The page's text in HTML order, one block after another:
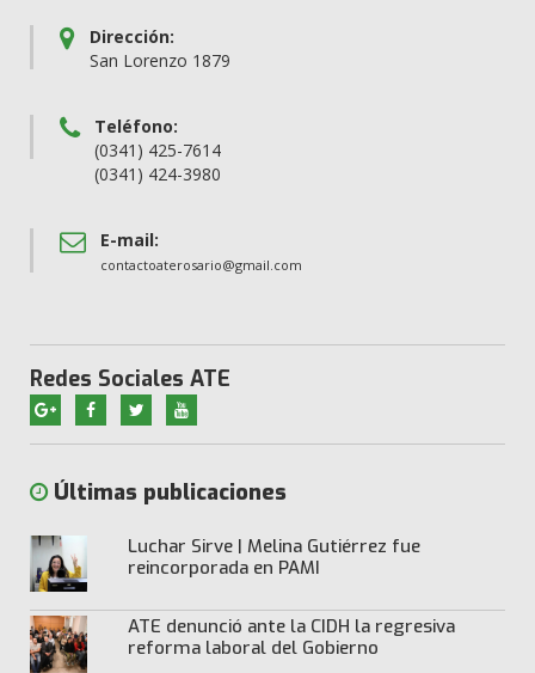
Dirección:
San Lorenzo 1879
Teléfono:
(0341) 425-7614
(0341) 424-3980
E-mail:
contactoaterosario@gmail.com
Redes Sociales ATE
Últimas publicaciones
Luchar Sirve | Melina Gutiérrez fue
reincorporada en PAMI
ATE denunció ante la CIDH la regresiva
reforma laboral del Gobierno